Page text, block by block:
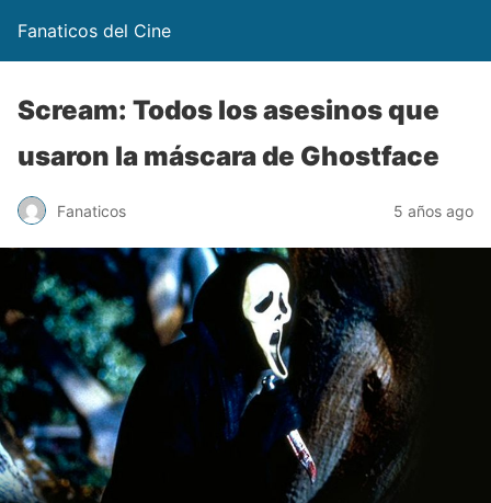
Fanaticos del Cine
Scream: Todos los asesinos que
usaron la máscara de Ghostface
Fanaticos 5 años ago